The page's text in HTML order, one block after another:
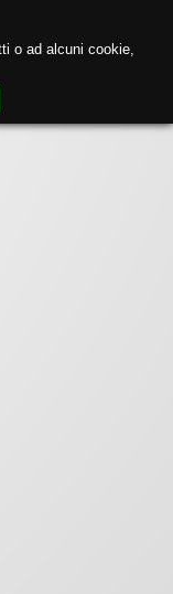
o ad alcuni cookie,